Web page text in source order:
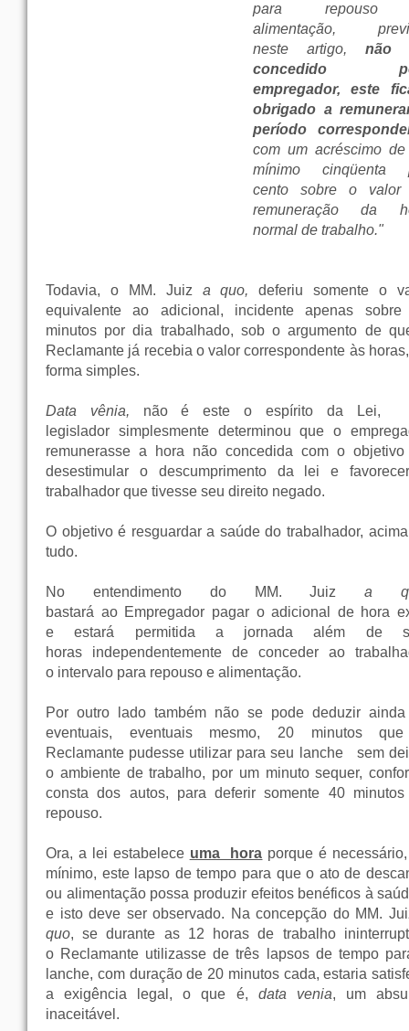
para
alimentação,
neste artigo, não
concedido
empregador, este
obrigado a
período
com um acréscimo
mínimo cinqüenta
cento sobre o valor
remuneração da
normal de trabalho."
Todavia, o MM. Juiz a quo, deferiu somente o
equivalente ao adicional, incidente apenas sobre
minutos por dia trabalhado, sob o argumento de
Reclamante já recebia o valor correspondente às
forma simples.
Data vênia, não é este o espírito da Lei,
legislador simplesmente determinou que o
remunerasse a hora não concedida com o
desestimular o descumprimento da lei e
trabalhador que tivesse seu direito negado.
O objetivo é resguardar a saúde do trabalhador,
tudo.
No entendimento do MM. Juiza
bastará ao Empregador pagar o adicional de hora
e estará permitida a jornada além de
horas independentemente de conceder ao
o intervalo para repouso e alimentação.
Por outro lado também não se pode deduzir
eventuais, eventuais mesmo, 20 minutos
Reclamante pudesse utilizar para seu lanchesem
o ambiente de trabalho, por um minuto sequer,
consta dos autos, para deferir somente 40
repouso.
Ora, a lei estabelece uma hora porque é
mínimo, este lapso de tempo para que o ato de
ou alimentação possa produzir efeitos benéficos à
e isto deve ser observado. Na concepção do MM.
quo, se durante as 12 horas de trabalho
o Reclamante utilizasse de três lapsos de tempo
lanche, com duração de 20 minutos cada, estaria
a exigência legal, o que é, data venia, um
inaceitável.